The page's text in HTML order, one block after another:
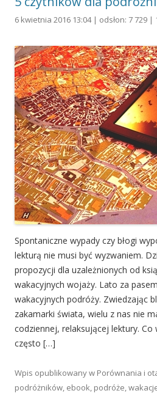
6 kwietnia 2016 13:04 | odsłon: 7 729 |
Spontaniczne wypady czy błogi
lekturą nie musi być wyzwaniem.
propozycji dla uzależnionych od
wakacyjnych wojaży. Lato za
wakacyjnych podróży. Zwiedzając
zakamarki świata, wielu z nas nie
codziennej, relaksującej lektury.
często […]
Wpis opublikowany w Porównania i
podróżników, ebook, podróże,